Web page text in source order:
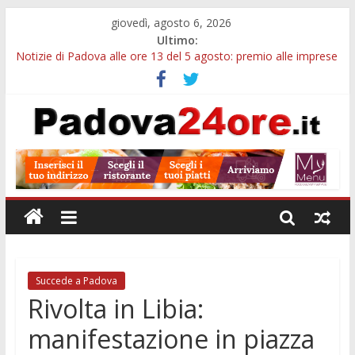
giovedì, agosto 6, 2026
Ultimo:
Notizie di Padova alle ore 13 del 5 agosto: premio alle imprese
Notizie di Padova alle ore 21: SIT torna all’utile, crescono le
auto nuove e concorsi comunali
Transizione 4.0, più tempo alle imprese del Padovano:
Quando le dimissioni non fanno perdere la NASpI: le tutele
previste nei casi di violenza di genere
Malattie neurodegenerative, uno studio dell’Università di
Padova parte dall’infiammazione intestinale
Succede a Padova
Rivolta in Libia:
manifestazione in piazza